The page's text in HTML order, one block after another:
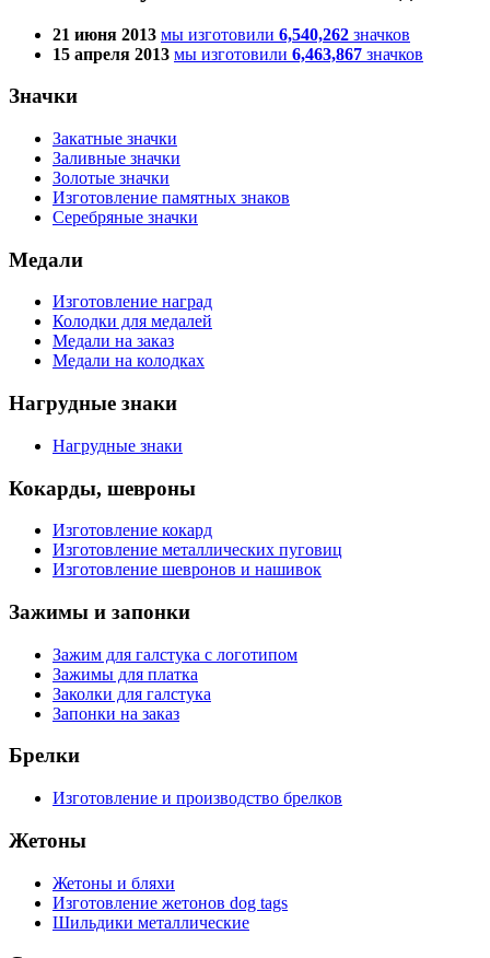
21 июня 2013 мы изготовили 6,540,262 значков
15 апреля 2013 мы изготовили 6,463,867 значков
Значки
Закатные значки
Заливные значки
Золотые значки
Изготовление памятных знаков
Серебряные значки
Медали
Изготовление наград
Колодки для медалей
Медали на заказ
Медали на колодках
Нагрудные знаки
Нагрудные знаки
Кокарды, шевроны
Изготовление кокард
Изготовление металлических пуговиц
Изготовление шевронов и нашивок
Зажимы и запонки
Зажим для галстука с логотипом
Зажимы для платка
Заколки для галстука
Запонки на заказ
Брелки
Изготовление и производство брелков
Жетоны
Жетоны и бляхи
Изготовление жетонов dog tags
Шильдики металлические